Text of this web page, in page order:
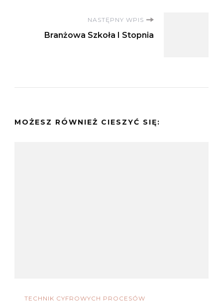
NASTĘPNY WPIS
Branżowa Szkoła I Stopnia
MOŻESZ RÓWNIEŻ CIESZYĆ SIĘ:
TECHNIK CYFROWYCH PROCESÓW